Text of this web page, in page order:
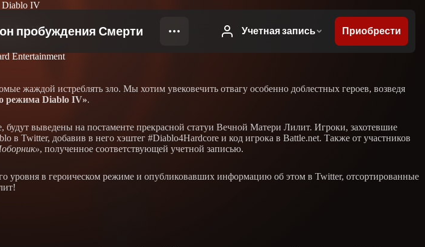
Diablo IV
IV
Entertainment
жаждой истреблять зло. Мы хотим увековечить отвагу особенно доблестных героев, возведя
режима Diablo IV».
выведены на постаменте прекрасной статуи Вечной Матери Лилит. Игроки, захотевшие
в Twitter, добавив в него хэштег #Diablo4Hardcore и код игрока в Battle.net. Также от участников
, полученное соответствующей учетной записью.
уровня в героическом режиме и опубликовавших информацию об этом в Twitter, отсортированные